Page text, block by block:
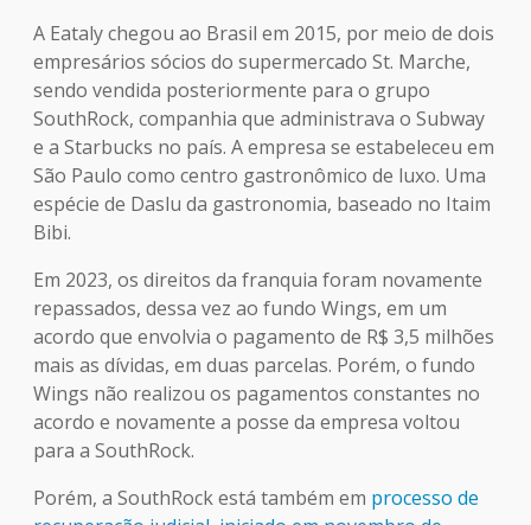
A Eataly chegou ao Brasil em 2015, por meio de dois
empresários sócios do supermercado St. Marche,
sendo vendida posteriormente para o grupo
SouthRock, companhia que administrava o Subway
e a Starbucks no país. A empresa se estabeleceu em
São Paulo como centro gastronômico de luxo. Uma
espécie de Daslu da gastronomia, baseado no Itaim
Bibi.
Em 2023, os direitos da franquia foram novamente
repassados, dessa vez ao fundo Wings, em um
acordo que envolvia o pagamento de R$ 3,5 milhões
mais as dívidas, em duas parcelas. Porém, o fundo
Wings não realizou os pagamentos constantes no
acordo e novamente a posse da empresa voltou
para a SouthRock.
Porém, a SouthRock está também em processo de